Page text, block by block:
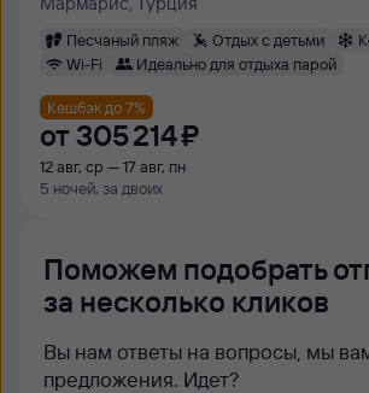
Песчаный пляж Отдых с детьми
Wi-Fi
Идеально для отдыха парой
Кешбэк до 7%
от 305 ⁠214 ⁠₽
12 авг, ср — 17 авг, пн
5 ночей, за двоих
Поможем подобрать
за несколько кликов
Вы нам ответы на вопросы, мы
предложения. Идет?